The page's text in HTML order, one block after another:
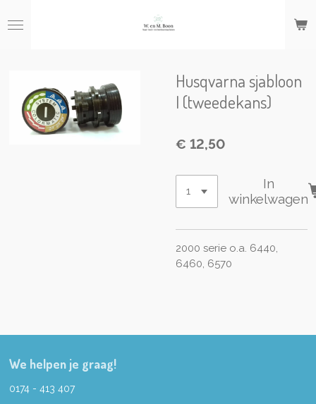
direct
Husqvarna sjabloon
I (tweedekans)
€ 12,50
In
winkelwagen
2000 serie o.a. 6440,
6460, 6570
We helpen je graag!
0174 - 413 407